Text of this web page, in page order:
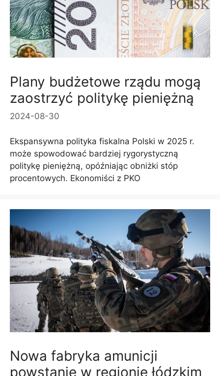
Plany budżetowe rządu mogą
zaostrzyć politykę pieniężną
2024-08-30
Ekspansywna polityka fiskalna Polski w 2025 r.
może spowodować bardziej rygorystyczną
politykę pieniężną, opóźniając obniżki stóp
procentowych. Ekonomiści z PKO
Nowa fabryka amunicji
powstanie w regionie łódzkim